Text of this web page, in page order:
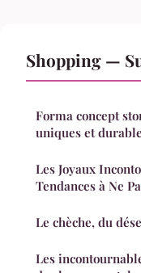
Shopping —
Forma concept
uniques et
Les Joyaux
Tendances à Ne
Le chèche, du
Les